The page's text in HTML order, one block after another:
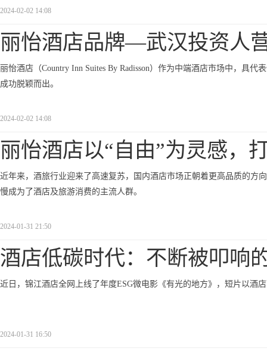
2024-02-02 14:08
丽怡酒店品牌—武汉投资人
丽怡酒店（Country Inn Suites By Radisson）作为中端酒店市场中，具
成功脱颖而出。
2024-02-02 14:08
丽怡酒店以“自由”为灵感，
近年来，酒旅行业迎来了高速复苏，国内酒店市场正朝着更高品质的方
慢成为了酒店及旅游消费的主流人群。
2024-01-31 21:50
酒店低碳时代：不断被叩响
近日，锦江酒店全网上线了年度ESG微电影《有光的地方》，短片以酒
2024-01-31 16:50